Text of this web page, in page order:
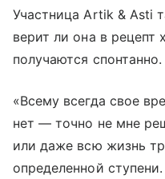
Участница Artik & Asti
верит ли она в рецепт
получаются спонтанно.
«Всему всегда свое
нет — точно не мне
или даже всю жизнь
определенной